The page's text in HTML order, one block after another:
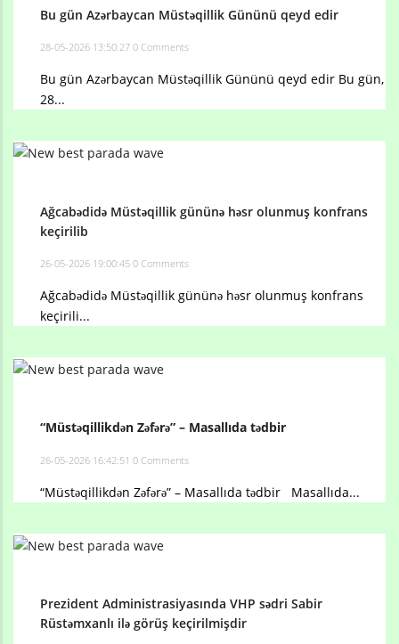
Bu gün Azərbaycan Müstəqillik Gününü qeyd edir
28-05-2026 13:50:27 0 Comments
Bu gün Azərbaycan Müstəqillik Gününü qeyd edir Bu gün,
28...
Ağcabədidə Müstəqillik gününə həsr olunmuş konfrans
keçirilib
26-05-2026 19:00:45 0 Comments
Ağcabədidə Müstəqillik gününə həsr olunmuş konfrans
keçirili...
“Müstəqillikdən Zəfərə” – Masallıda tədbir
26-05-2026 16:42:51 0 Comments
“Müstəqillikdən Zəfərə” – Masallıda tədbir Masallıda...
Prezident Administrasiyasında VHP sədri Sabir
Rüstəmxanlı ilə görüş keçirilmişdir